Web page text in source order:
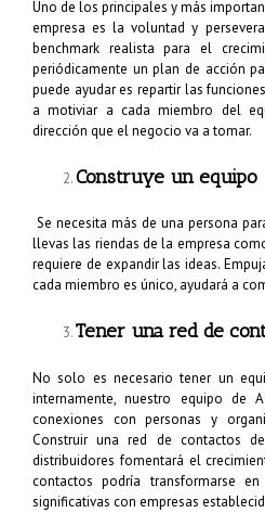
Uno de los principales y más
empresa es la voluntad y
benchmark realista para el
periódicamente un plan de acción
puede ayudar es repartir las
a motiviar a cada miembro del
dirección que el negocio va a tomar.
Construye un equipo
Se necesita más de una persona
llevas las riendas de la empresa
requiere de expandir las ideas.
cada miembro es único, ayudará a
Tener una red de
No solo es necesario tener un
internamente, nuestro equipo de
conexiones con personas y
Construir una red de contactos
distribuidores fomentará el
contactos podría transformarse
significativas con empresas